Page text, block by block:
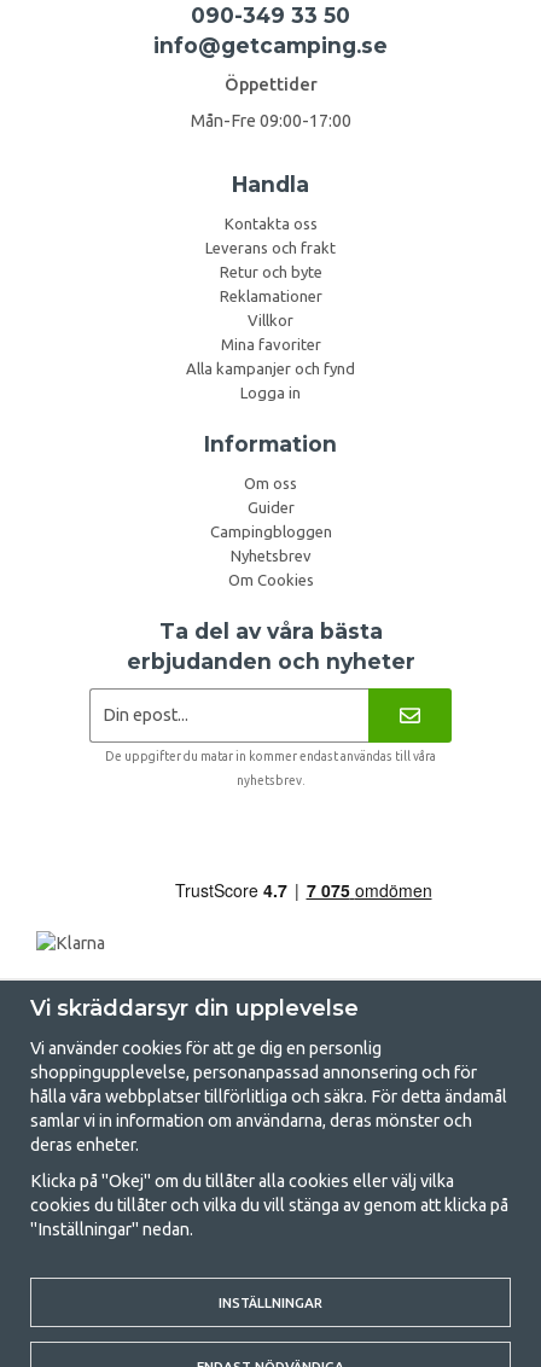
090-349 33 50
info@getcamping.se
Öppettider
Mån-Fre 09:00-17:00
Handla
Kontakta oss
Leverans och frakt
Retur och byte
Reklamationer
Villkor
Mina favoriter
Alla kampanjer och fynd
Logga in
Information
Om oss
Guider
Campingbloggen
Nyhetsbrev
Om Cookies
Ta del av våra bästa
erbjudanden och nyheter
De uppgifter du matar in kommer endast användas till våra
nyhetsbrev.
GetCamping.se - Din butik för camping
och uteliv
Att campa kan antingen vara en livsstil eller ett sätt att samla familjen
för ett gemensamt äventyr. Oavsett vilken kategori du tillhör hittar du
med att campa så därför erbjuder vi riktigt bra priser på familjetält,
husvagnstält och all annan utrustning för camping och friluftsliv. Vårt
mål är att i varje priskategori erbjuda den bästa campingutrustningen
gällande kvalitet och funktionalitet. Ta gärna kontakt med oss om det
Vi skräddarsyr din upplevelse
Vi använder cookies för att ge dig en personlig
shoppingupplevelse, personanpassad annonsering och för
hålla våra webbplatser tillförlitliga och säkra. För detta ändamål
samlar vi in information om användarna, deras mönster och
deras enheter.
Klicka på "Okej" om du tillåter alla cookies eller välj vilka
cookies du tillåter och vilka du vill stänga av genom att klicka på
"Inställningar" nedan.
INSTÄLLNINGAR